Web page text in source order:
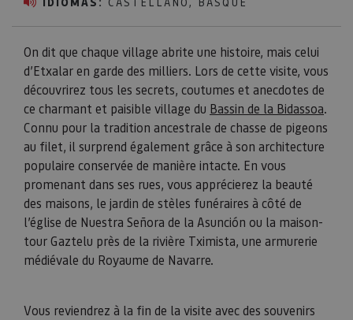
On dit que chaque village abrite une histoire, mais celui
d’Etxalar en garde des milliers. Lors de cette visite, vous
découvrirez tous les secrets, coutumes et anecdotes de
ce charmant et paisible village du Bassin de la Bidassoa.
Connu pour la tradition ancestrale de chasse de pigeons
au filet, il surprend également grâce à son architecture
populaire conservée de manière intacte. En vous
promenant dans ses rues, vous apprécierez la beauté
des maisons, le jardin de stèles funéraires à côté de
l’église de Nuestra Señora de la Asunción ou la maison-
tour Gaztelu près de la rivière Tximista, une armurerie
médiévale du Royaume de Navarre.
​​​​​​​Vous reviendrez à la fin de la visite avec des souvenirs